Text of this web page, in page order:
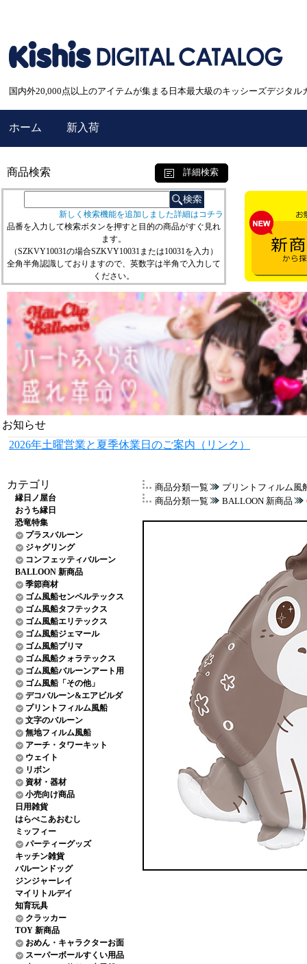
国内外20,000点以上のアイテムが集まる日本最大級のキッシーズデジタル
ホーム 新入荷
商品検索 詳細検索
新しく検索機能を追加しました詳細はコチラ
品番を入力して検索ボタンを押すと目的の商品がすぐ見れ
ます。
（SZKVY10031の場合SZKVY10031または10031を入力）
全角半角認識しておりますので、英数字は半角で入力して
ください。
お知らせ
2026年土曜営業と夏季休業日のご案内（リンク）
カテゴリ
縁日ノ屋台
おうち縁日
恐竜特集
プラスバルーン
ジャグリング
コンフェッティバルーン
BALLOON 新商品
季節商材
ゴム風船センペルテックス
ゴム風船タフテックス
ゴム風船エリテックス
ゴム風船ジェマール
ゴム風船プリマ
ゴム風船クォラテックス
ゴム風船バルーンアート用
ゴム風船「その他」
デコバルーン&エアビルダ
プリントフィルム風船
文字のバルーン
無地フィルム風船
アーチ・タワーキット
ウェイト
リボン
資材・器材
小売向け商品
日用雑貨
はらぺこあおむし
ミッフィー
パーティーグッズ
キッチン雑貨
バルーンドッグ
ジンジャーレイ
マイリトルデイ
知育玩具
クラッカー
TOY 新商品
おめん・キャラクターお面
スーパーボールすくい用品
商品分類一覧
プリントフィルム風
商品分類一覧
BALLOON 新商品